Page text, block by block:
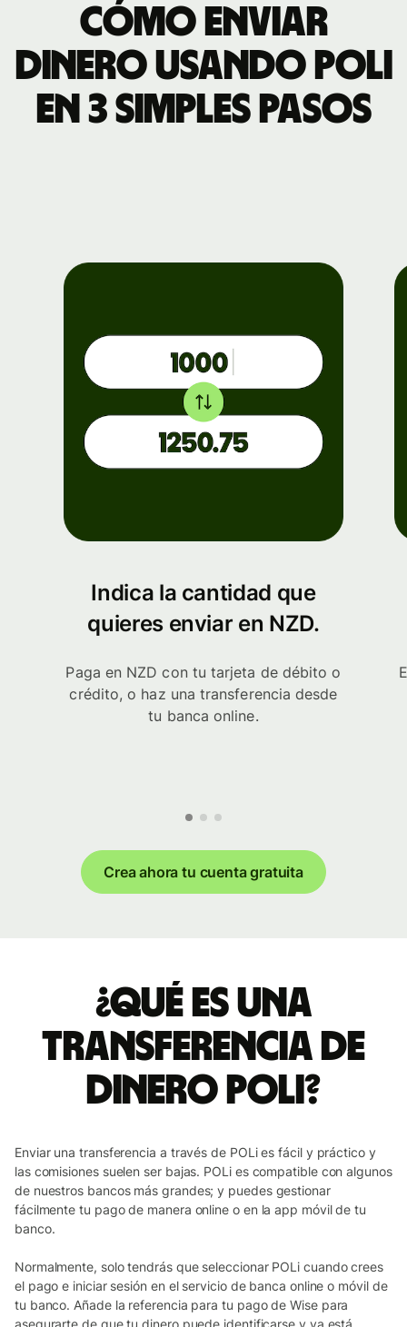
Cómo enviar
dinero usando POLi
en 3 simples pasos
Indica la cantidad que
quieres enviar en NZD.
Paga en NZD con tu tarjeta de débito o
crédito, o haz una transferencia desde
tu banca online.
Crea ahora tu cuenta gratuita
¿Qué es una
transferencia de
dinero POLi?
Enviar una transferencia a través de POLi es fácil y práctico y
las comisiones suelen ser bajas. POLi es compatible con algunos
de nuestros bancos más grandes; y puedes gestionar
fácilmente tu pago de manera online o en la app móvil de tu
banco.
Normalmente, solo tendrás que seleccionar POLi cuando crees
el pago e iniciar sesión en el servicio de banca online o móvil de
tu banco. Añade la referencia para tu pago de Wise para
asegurarte de que tu dinero puede identificarse y ya está.